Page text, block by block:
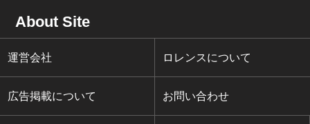
About Site
運営会社 ロレンスについて
広告掲載について お問い合わせ